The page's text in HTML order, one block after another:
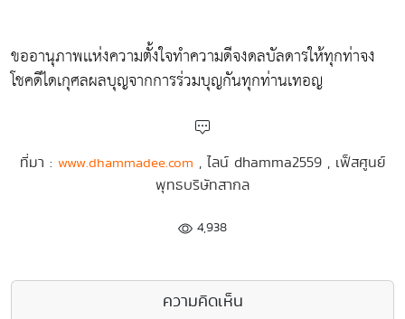
ขออานุภาพเเห่งความตั้งใจทำความดีจงดลบัลดารให้ทุกท่าจง
โชคดีไดเกุศลผลบุญจากการร่วมบุญกันทุกท่านเทอญ
ที่มา : www.dhammadee.com , ไลน์ dhamma2559 , เฟ็สศูนย์
พุทธบริษัทสากล
4,938
ความคิดเห็น